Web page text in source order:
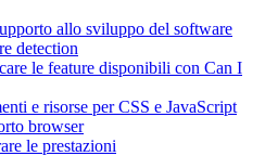
allo sviluppo del software
detection
le feature disponibili con Can I
e risorse per CSS e JavaScript
browser
le prestazioni